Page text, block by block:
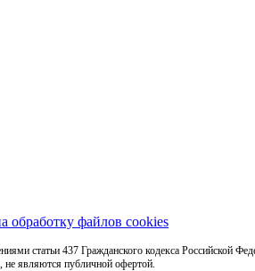
обработку файлов cookies
статьи 437 Гражданского кодекса Российской
не являются публичной офертой.